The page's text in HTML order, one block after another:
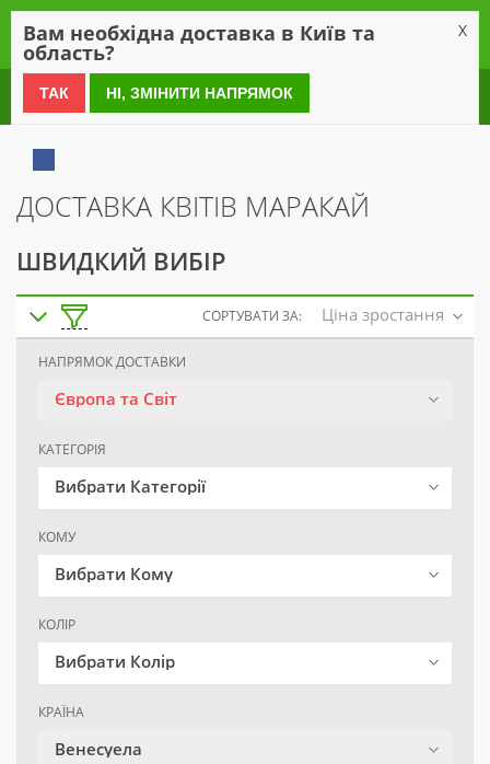
0 800 21 54 55
ДОСТАВКА КВІТІВ МАРАКАЙ
ШВИДКИЙ ВИБІР
СОРТУВАТИ ЗА: Ціна зростання
НАПРЯМОК ДОСТАВКИ
Європа та Світ
КАТЕГОРІЯ
Вибрати Категорії
КОМУ
Вибрати Кому
КОЛІР
Вибрати Колір
КРАЇНА
Венесуела
Вам необхідна доставка в Київ та
область?
X
ТАК НІ, ЗМІНИТИ НАПРЯМОК